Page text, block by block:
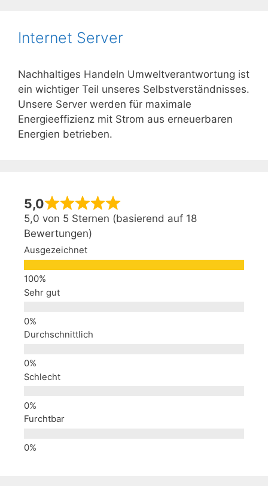
Internet Server
Nachhaltiges Handeln Umweltverantwortung ist
ein wichtiger Teil unseres Selbstverständnisses.
Unsere Server werden für maximale
Energieeffizienz mit Strom aus erneuerbaren
Energien betrieben.
5,0
5,0 von 5 Sternen (basierend auf 18
Bewertungen)
Ausgezeichnet
Sehr gut
Durchschnittlich
Schlecht
Furchtbar